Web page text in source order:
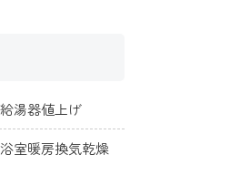
湯器値上げ
室暖房換気乾燥